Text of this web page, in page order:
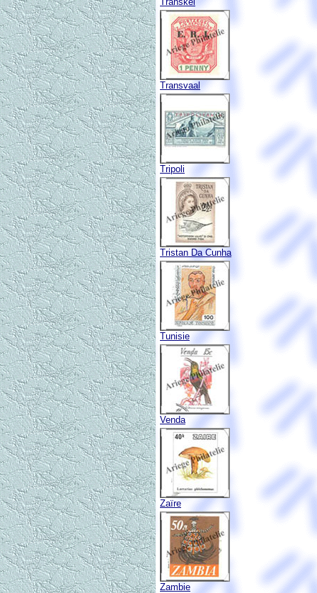
Transvaal
Tripoli
Tristan Da Cunha
Tunisie
Venda
Zaïre
Zambie